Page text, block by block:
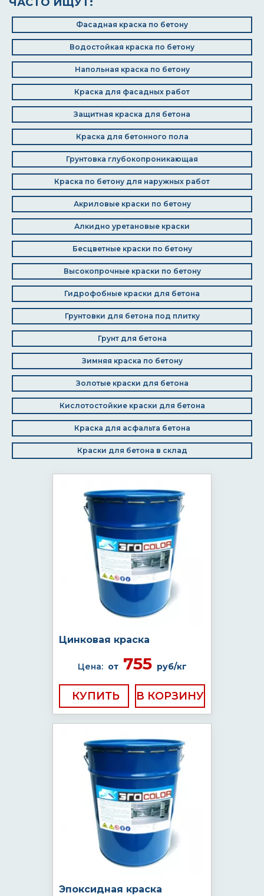
Фасадная краска по бетону
Водостойкая краска по бетону
Напольная краска по бетону
Краска для фасадных работ
Защитная краска для бетона
Краска для бетонного пола
Грунтовка глубокопроникающая
Краска по бетону для наружных работ
Акриловые краски по бетону
Алкидно уретановые краски
Бесцветные краски по бетону
Высокопрочные краски по бетону
Гидрофобные краски для бетона
Грунтовки для бетона под плитку
Грунт для бетона
Зимняя краска по бетону
Золотые краски для бетона
Кислотостойкие краски для бетона
Краска для асфальта бетона
Краски для бетона в склад
Цинковая краска
Цена: от755 руб/кг
КУПИТЬ
Эпоксидная краска